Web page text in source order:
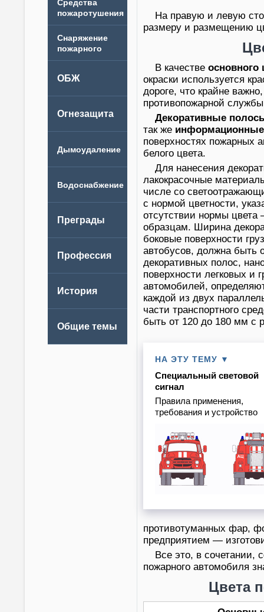
На правую и левую
размеру и размещению
В качестве основного
окраски используется
дороге, что крайне
противопожарной
Декоративные
так же
поверхностях пожарных
белого цвета.
Для нанесения
лакокрасочные
числе со
с нормой цветности,
отсутствии нормы цвета
образцам. Ширина
боковые поверхности
автобусов, должна
декоративных полос,
поверхности легковых и
автомобилей,
каждой из двух
части транспортного
быть от 120 до 180 мм с
НА ЭТУ ТЕМУ ▼
Специальный световой
сигнал
Правила применения,
требования и устройство
противотуманных фар,
предприятием —
Все это, в сочетании,
пожарного автомобиля
Цвета